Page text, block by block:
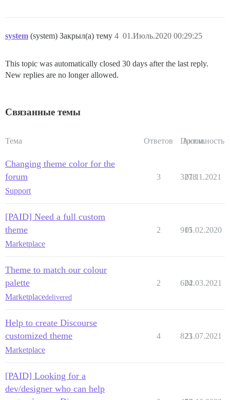
system (system) Закрыл(а) тему 01.Июль.2020 00:29:25
4
This topic was automatically closed 30 days after the last reply.
New replies are no longer allowed.
Связанные темы
Тема Ответов Просм.
Активность
Changing theme color for the
forum
Support
3 3278
01.11.2021
[PAID] Need a full custom
theme
Marketplace
2 915
01.02.2020
Theme to match our colour
palette
Marketplacedelivered
2 624
02.03.2021
Help to create Discourse
customized theme
Marketplace
4 823
21.07.2021
[PAID] Looking for a
dev/designer who can help